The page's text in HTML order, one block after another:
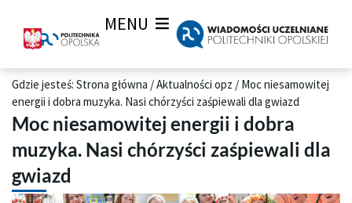
MENU
Gdzie jesteś: Strona główna /Aktualności opz / Moc niesamowitej
energii i dobra muzyka. Nasi chórzyści zaśpiewali dla gwiazd
Moc niesamowitej energii i dobra
muzyka. Nasi chórzyści zaśpiewali dla
gwiazd